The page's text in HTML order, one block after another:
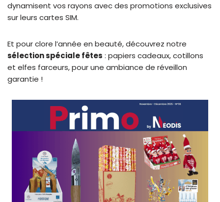
dynamisent vos rayons avec des promotions exclusives
sur leurs cartes SIM.
Et pour clore l’année en beauté, découvrez notre
sélection spéciale fêtes : papiers cadeaux, cotillons
et elfes farceurs, pour une ambiance de réveillon
garantie !